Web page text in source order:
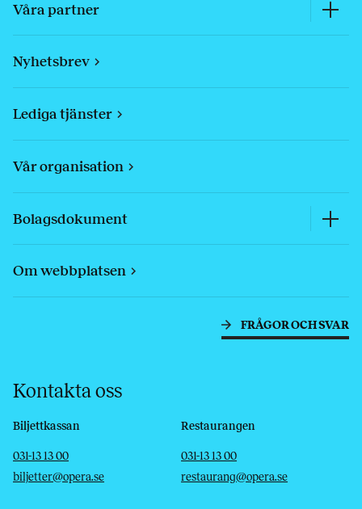
Våra partner
Nyhetsbrev
Lediga tjänster
Vår organisation
Bolagsdokument
Om webbplatsen
FRÅGOR OCH SVAR
Kontakta oss
Biljettkassan
Telefon
031-13 13 00
E-post
biljetter@opera.se
Restaurangen
Telefon
031-13 13 00
E-post
restaurang@opera.se